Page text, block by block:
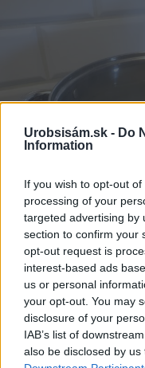
Urobsisám.sk - Do
Information
If you wish to opt-out
processing of your
targeted advertising by
section to confirm your
opt-out request is
interest-based ads
us or personal
your opt-out. You may
disclosure of your
IAB’s list of
also be disclosed by
Zdroj: Lukáš Urblík
Po vychladnutí
kvasu a
Ja na miešanie
Samozrejme,